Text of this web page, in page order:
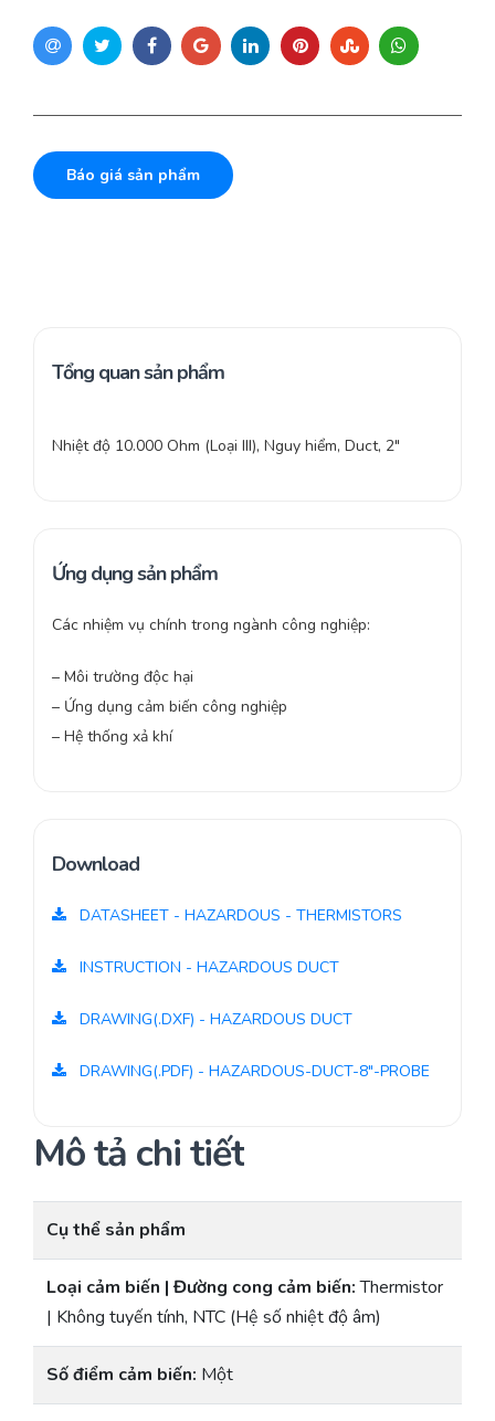
Báo giá sản phẩm
Tổng quan sản phẩm
Nhiệt độ 10.000 Ohm (Loại III), Nguy hiểm, Duct, 2″
Ứng dụng sản phẩm
Các nhiệm vụ chính trong ngành công nghiệp:
– Môi trường độc hại
– Ứng dụng cảm biến công nghiệp
– Hệ thống xả khí
Download
DATASHEET - HAZARDOUS - THERMISTORS
INSTRUCTION - HAZARDOUS DUCT
DRAWING(.DXF) - HAZARDOUS DUCT
DRAWING(.PDF) - HAZARDOUS-DUCT-8"-PROBE
Mô tả chi tiết
Cụ thể sản phẩm
Loại cảm biến | Đường cong cảm biến:Thermistor
| Không tuyến tính, NTC (Hệ số nhiệt độ âm)
Số điểm cảm biến: Một